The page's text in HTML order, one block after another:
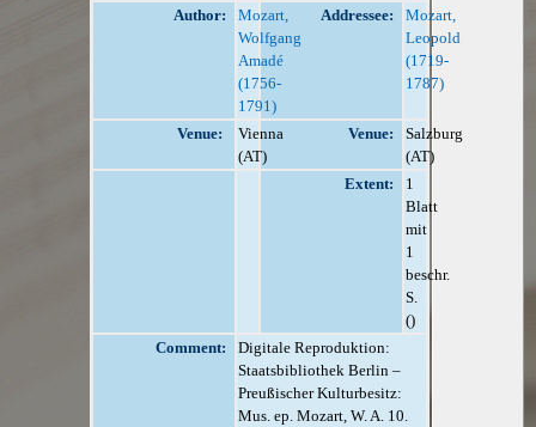
Author:
Mozart,
Wolfgang
Amadé
(1756-
1791)
Addressee:
Mozart,
Leopold
(1719-
1787)
Venue:
Vienna
(AT)
Venue:
Salzburg
(AT)
Extent:
1
Blatt
mit
1
beschr.
S.
()
Comment:
Digitale Reproduktion:
Staatsbibliothek Berlin –
Preußischer Kulturbesitz:
Mus. ep. Mozart, W. A. 10.